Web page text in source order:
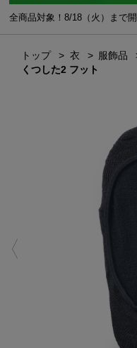
全商品対象！8/18（火）まで開
トップ 衣 服飾品
くつした2 フット